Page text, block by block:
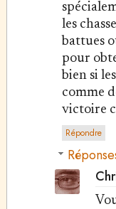
les
battues
pour
bien si
comme
victoire
Répondre